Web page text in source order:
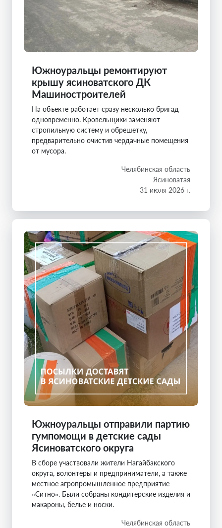
Южноуральцы ремонтируют
крышу ясиноватского ДК
Машиностроителей
На объекте работает сразу несколько бригад
одновременно. Кровельщики заменяют
стропильную систему и обрешетку,
предварительно очистив чердачные помещения
от мусора.
Челябинская область
Ясиноватая
31 июля 2026 г.
Южноуральцы отправили партию
гумпомощи в детские сады
Ясиноватского округа
В сборе участвовали жители Нагайбакского
округа, волонтеры и предприниматели, а также
местное агропромышленное предприятие
«Ситно». Были собраны кондитерские изделия и
макароны, белье и носки.
Челябинская область